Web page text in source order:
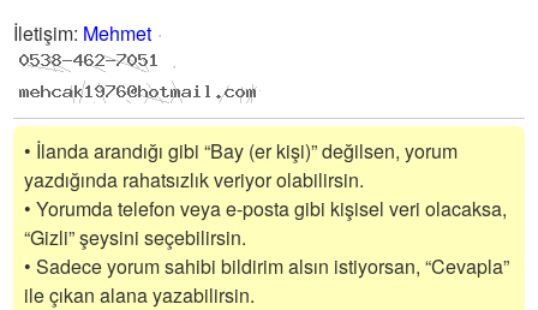
İletişim: Mehmet
• İlanda arandığı gibi “Bay (er kişi)” değilsen, yorum
yazdığında rahatsızlık veriyor olabilirsin.
• Yorumda telefon veya e-posta gibi kişisel veri olacaksa,
“Gizli” şeysini seçebilirsin.
• Sadece yorum sahibi bildirim alsın istiyorsan, “Cevapla”
ile çıkan alana yazabilirsin.